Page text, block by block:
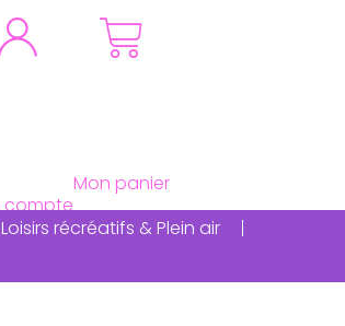
Loisirs récréatifs & Plein air